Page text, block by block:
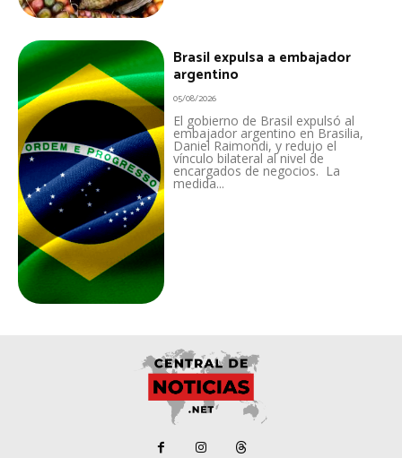
Brasil expulsa a embajador
argentino
05/08/2026
El gobierno de Brasil expulsó al
embajador argentino en Brasilia,
Daniel Raimondi, y redujo el
vínculo bilateral al nivel de
encargados de negocios. La
medida...